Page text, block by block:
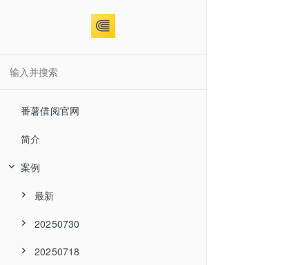
番薯借阅官网
简介
案例
最新
20250730
20250718